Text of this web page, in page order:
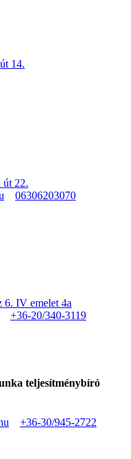
14.
út 22.
06306203070
6. IV emelet 4a
+36-20/340-3119
teljesítménybíró
+36-30/945-2722